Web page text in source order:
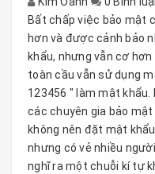
Bất chấp việc bảo mật
hơn và được cảnh bảo
khẩu, nhưng vẫn cơ
toàn cầu vẫn sử dụng
123456 " làm mật
các chuyên gia bảo
không nên đặt mật
nhưng có vẻ nhiều
nghĩ ra một chuỗi kí tự